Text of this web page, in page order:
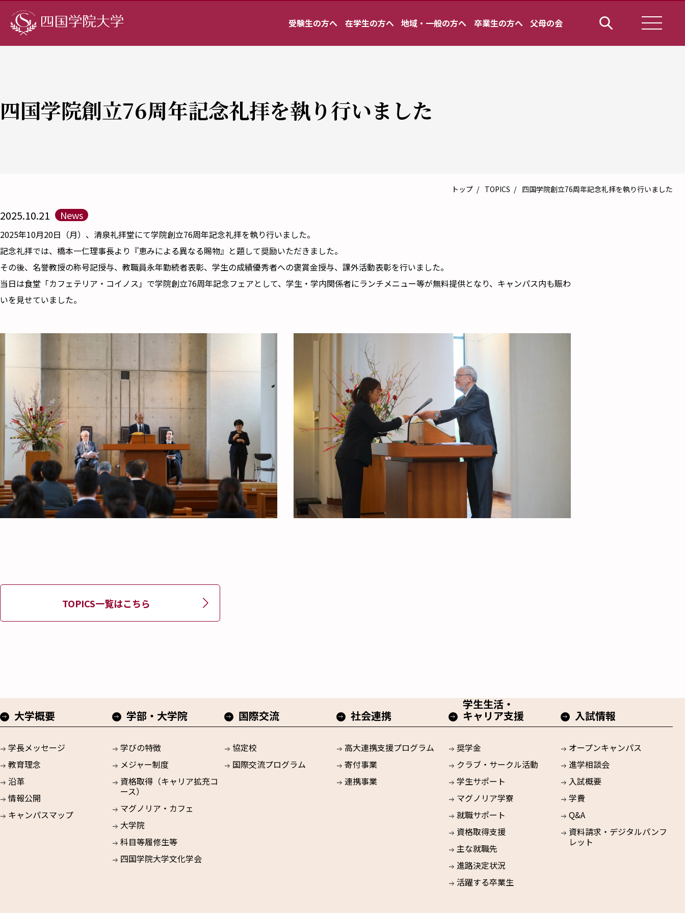
受験生の方へ 在学生の方へ 地域・一般の方へ 卒業生の方へ 父母の会
四国学院創立76周年記念礼拝を執り行いました
トップ TOPICS 四国学院創立76周年記念礼拝を執り行いました
2025.10.21 News
2025年10月20日（月）、清泉礼拝堂にて学院創立76周年記念礼拝を執り行いました。
記念礼拝では、橋本一仁理事長より『恵みによる異なる賜物』と題して奨励いただきました。
その後、名誉教授の称号記授与、教職員永年勤続者表彰、学生の成績優秀者への褒賞金授与、課外活動表彰を行いました。
当日は食堂「カフェテリア・コイノス」で学院創立76周年記念フェアとして、学生・学内関係者にランチメニュー等が無料提供となり、キャンパス内も賑わ
いを見せていました。
TOPICS一覧はこちら
大学概要
学長メッセージ
教育理念
沿革
情報公開
キャンパスマップ
学部・大学院
学びの特徴
メジャー制度
資格取得（キャリア拡充コ
ース）
マグノリア・カフェ
大学院
科目等履修生等
四国学院大学文化学会
国際交流
協定校
国際交流プログラム
社会連携
高大連携支援プログラム
寄付事業
連携事業
学生生活・
キャリア支援
奨学金
クラブ・サークル活動
学生サポート
マグノリア学寮
就職サポート
資格取得支援
主な就職先
進路決定状況
活躍する卒業生
入試情報
オープンキャンパス
進学相談会
入試概要
学費
Q&A
資料請求・デジタルパンフ
レット